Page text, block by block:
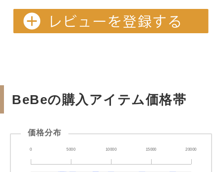
BeBeの購入アイテム価格帯
価格分布
0 5000 10000 15000 20000